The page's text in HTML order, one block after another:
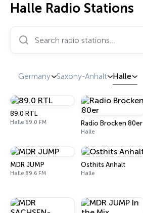
Halle Radio Stations
Search radio stations…
Germany Saxony-Anhalt Halle
89.0 RTL
Halle 89.0 FM Radio Brocken 80er
Halle
MDR JUMP
Halle 89.6 FM
Osthits Anhalt
Halle